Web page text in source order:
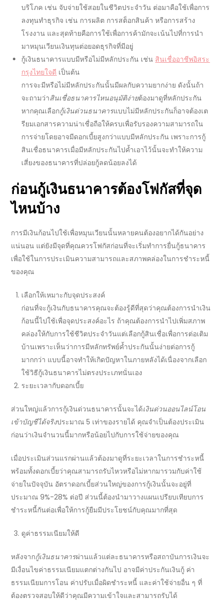
บริโภค เช่น จับจ่ายใช้สอยในชีวิตประจำวัน ต่อมาคือใช้เพื่อการ
ลงทุนทำธุรกิจ เช่น การผลิต การสต็อกสินค้า หรือการสร้าง
โรงงาน และสุดท้ายคือการใช้เพื่อการค้ามักจะเน้นไปที่การนำ
มาหมุนเวียนเงินทุนต่อยอดธุรกิจที่มีอยู่
กู้เงินธนาคารแบบมีหรือไม่มีหลักประกัน เช่น สินเชื่ออาชีพอิสระ
กรุงไทยใจดี เป็นต้น
การจะมีหรือไม่มีหลักประกันนั้นมีผลกับความยากง่าย ดังนั้นถ้า
จะถามว่าสินเชื่อธนาคารไหนอนุมัติง่ายต้องมาดูที่หลักประกัน
หากคุณเลือกกู้เงินด่วนธนาคารแบบไม่มีหลักประกันก็อาจต้องเต
รียมเอกสารความน่าเชื่อถือให้ครบเพื่อรับรองความสามารถใน
การจ่ายโดยอาจมีดอกเบี้ยสูงกว่าแบบมีหลักประกัน เพราะการกู้
สินเชื่อธนาคารเมื่อมีหลักประกันไปค้ำเอาไว้นั้นจะทำให้ความ
เสี่ยงของธนาคารที่ปล่อยกู้ลดน้อยลงได้
ก่อนกู้เงินธนาคารต้องโฟกัสที่จุด
ไหนบ้าง
การมีเงินก้อนไปใช้เพื่อหมุนเวียนนั้นหลายคนต้องอยากได้กันอย่าง
แน่นอน แต่ยังมีจุดที่คุณควรโฟกัสก่อนที่จะเริ่มทำการยื่นกู้ธนาคาร
เพื่อใช้ในการประเมินความสามารถและสภาพคล่องในการชำระหนี้
ของคุณ
เลือกให้เหมาะกับจุดประสงค์
ก่อนที่จะกู้เงินกับธนาคารคุณจะต้องรู้ดีที่สุดว่าคุณต้องการนำเงิน
ก้อนนี้ไปใช้เพื่อจุดประสงค์อะไร ถ้าคุณต้องการนำไปเพิ่มสภาพ
คล่องให้กับการใช้ชีวิตประจำวันแต่เลือกกู้สินเชื่อเพื่อการต่อเติม
บ้านเพราะเห็นว่าการมีหลักทรัพย์ค้ำประกันนั้นง่ายต่อการกู้
มากกว่า แบบนี้อาจทำให้เกิดปัญหาในภายหลังได้เนื่องจากเลือก
ใช้วิธีกู้เงินธนาคารไม่ตรงประเภทนั่นเอง
ระยะเวลากับดอกเบี้ย
ส่วนใหญ่แล้วการกู้เงินด่วนธนาคารนั้นจะได้เงินด่วนออนไลน์โอน
เข้าบัญชีได้จริงประมาณ 5 เท่าของรายได้ คุณจำเป็นต้องประเมิน
ก่อนว่าเงินจำนวนนี้มากหรือน้อยไปกับการใช้จ่ายของคุณ
เมื่อประเมินส่วนแรกผ่านแล้วต้องมาดูที่ระยะเวลาในการชำระหนี้
พร้อมทั้งดอกเบี้ยว่าคุณสามารถรับไหวหรือไม่หากมารวมกับค่าใช้
จ่ายในปัจจุบัน อัตราดอกเบี้ยส่วนใหญ่ของการกู้เงินนั้นจะอยู่ที่
ประมาณ 9%-28% ต่อปี ส่วนนี้ต้องนำมาวางแผนเปรียบเทียบการ
ชำระหนี้กันต่อเพื่อให้การกู้ยืมมีประโยชน์กับคุณมากที่สุด
ดูค่าธรรมเนียมให้ดี
หลังจากกู้เงินธนาคารผ่านแล้วแต่ละธนาคารหรือสถาบันการเงินจะ
มีเงื่อนไขค่าธรรมเนียมแตกต่างกันไป อาจมีค่าประกันเงินกู้ ค่า
ธรรมเนียมการโอน ค่าปรับเมื่อผิดชำระหนี้ และค่าใช้จ่ายอื่น ๆ ที่
ต้องตรวจสอบให้ดีว่าคุณมีความเข้าใจและสามารถรับได้